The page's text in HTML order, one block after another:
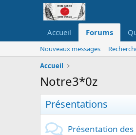
Accueil Forums
Nouveaux messages
Accueil
Notre3*0z
Présentations
Présentation